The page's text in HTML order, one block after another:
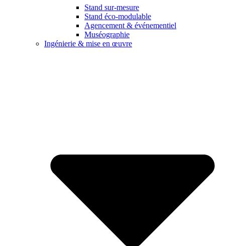
Stand sur-mesure
Stand éco-modulable
Agencement & événementiel
Muséographie
Ingénierie & mise en œuvre